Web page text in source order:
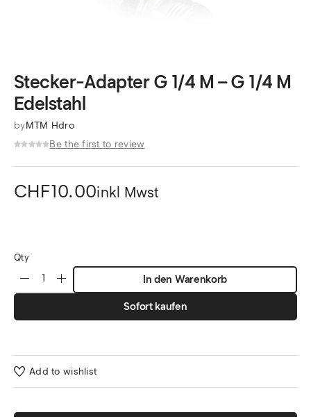
Stecker-Adapter G 1/4 M – G 1/4 M
Edelstahl
byMTM Hdro
Be the first to review
CHF10.00inkl Mwst
Qty
In den Warenkorb
Sofort kaufen
Add to wishlist